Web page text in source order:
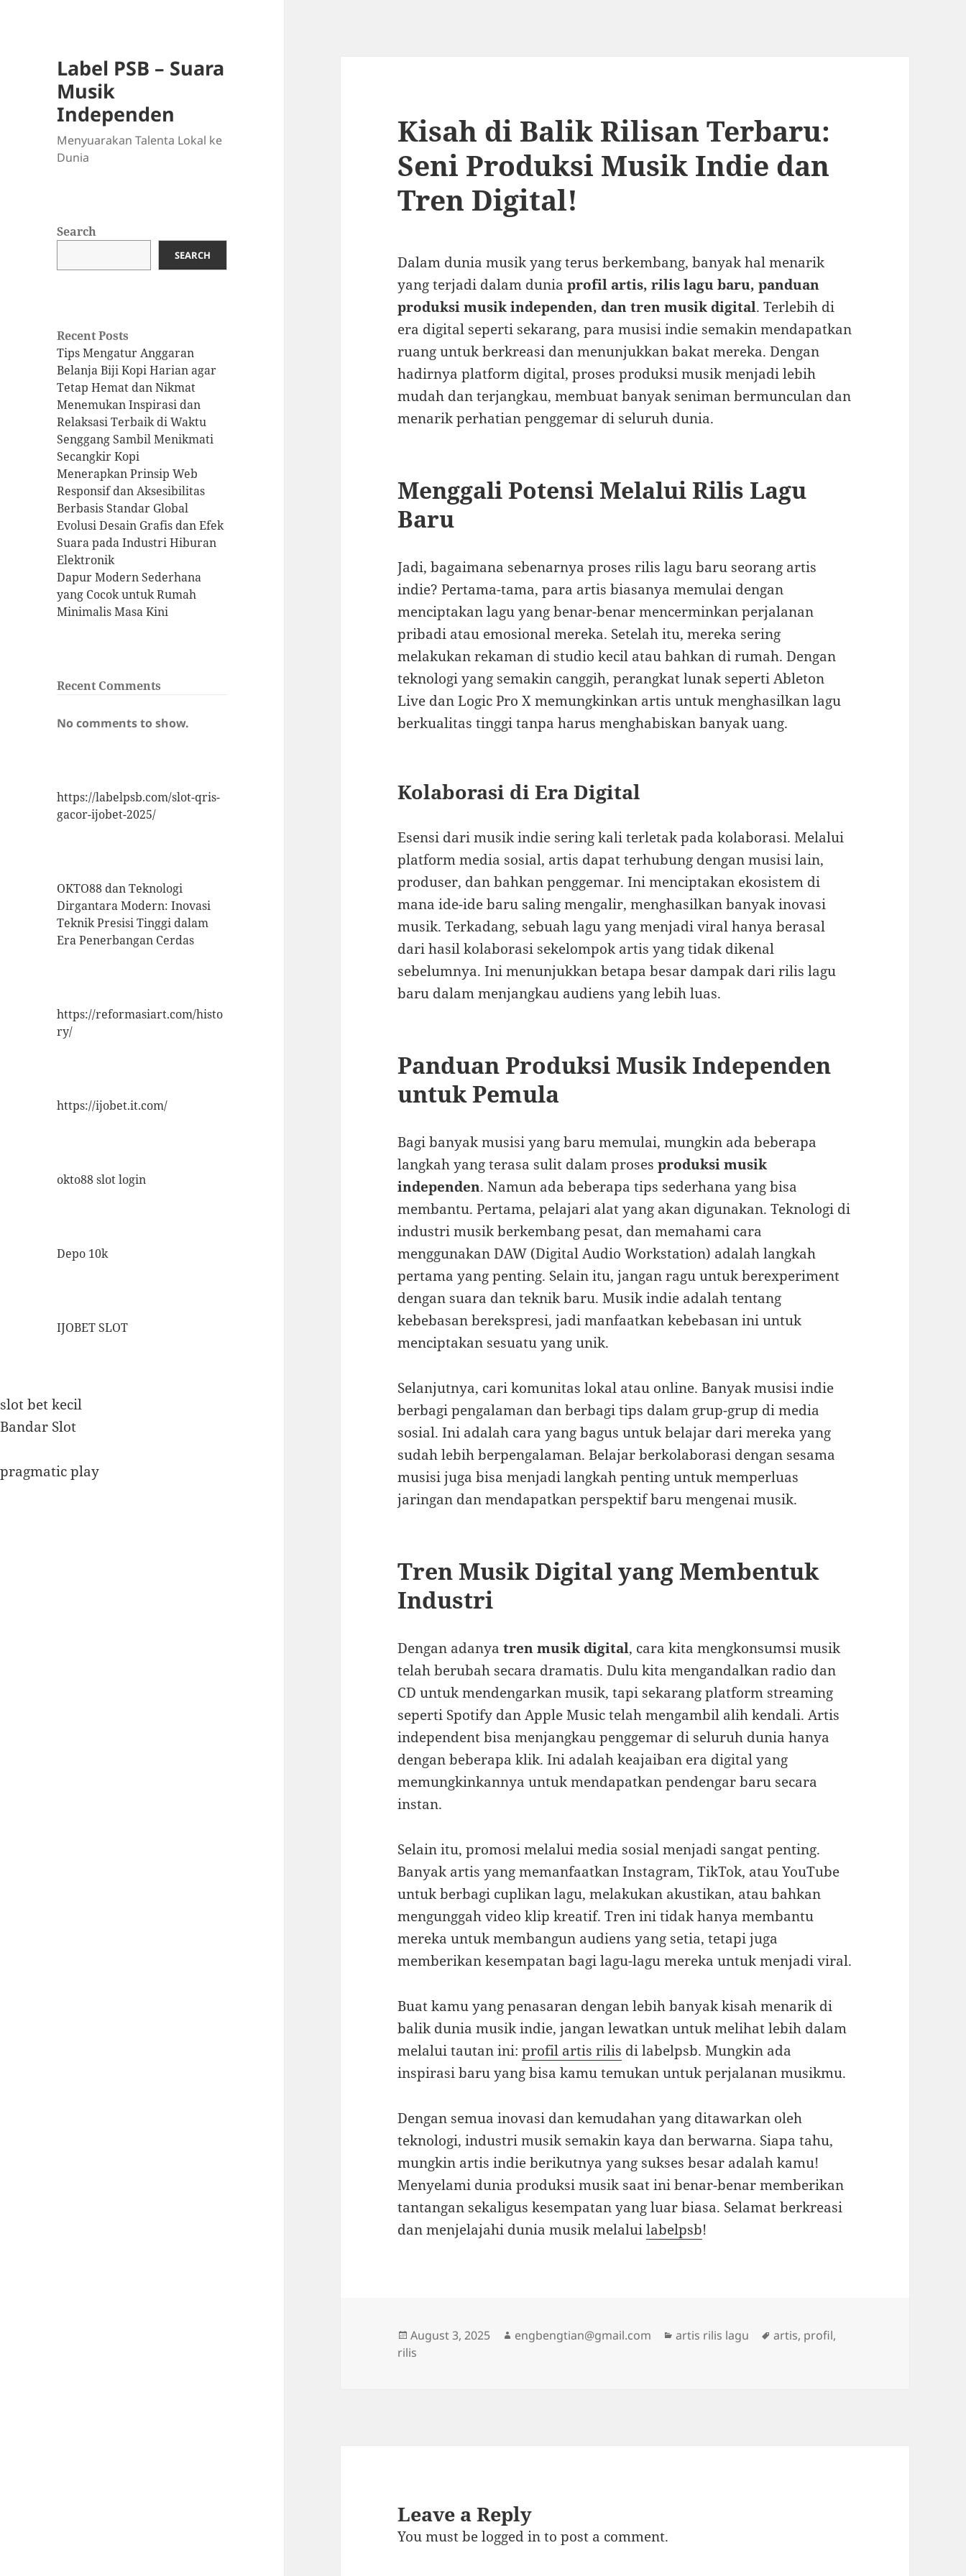
Label PSB – Suara
Musik
Independen
Menyuarakan Talenta Lokal ke
Dunia
Search
SEARCH
Recent Posts
Tips Mengatur Anggaran
Belanja Biji Kopi Harian agar
Tetap Hemat dan Nikmat
Menemukan Inspirasi dan
Relaksasi Terbaik di Waktu
Senggang Sambil Menikmati
Secangkir Kopi
Menerapkan Prinsip Web
Responsif dan Aksesibilitas
Berbasis Standar Global
Evolusi Desain Grafis dan Efek
Suara pada Industri Hiburan
Elektronik
Dapur Modern Sederhana
yang Cocok untuk Rumah
Minimalis Masa Kini
Recent Comments
No comments to show.
https://labelpsb.com/slot-qris-
gacor-ijobet-2025/
OKTO88 dan Teknologi
Dirgantara Modern: Inovasi
Teknik Presisi Tinggi dalam
Era Penerbangan Cerdas
https://reformasiart.com/histo
ry/
https://ijobet.it.com/
okto88 slot login
Depo 10k
IJOBET SLOT
slot bet kecil
Bandar Slot
pragmatic play
Kisah di Balik Rilisan Terbaru:
Seni Produksi Musik Indie dan
Tren Digital!
Dalam dunia musik yang terus berkembang, banyak hal menarik
yang terjadi dalam duniaprofil artis, rilis lagu baru, panduan
produksi musik independen, dan tren musik digital. Terlebih di
era digital seperti sekarang, para musisi indie semakin mendapatkan
ruang untuk berkreasi dan menunjukkan bakat mereka. Dengan
hadirnya platform digital, proses produksi musik menjadi lebih
mudah dan terjangkau, membuat banyak seniman bermunculan dan
menarik perhatian penggemar di seluruh dunia.
Menggali Potensi Melalui Rilis Lagu
Baru
Jadi, bagaimana sebenarnya proses rilis lagu baru seorang artis
indie? Pertama-tama, para artis biasanya memulai dengan
menciptakan lagu yang benar-benar mencerminkan perjalanan
pribadi atau emosional mereka. Setelah itu, mereka sering
melakukan rekaman di studio kecil atau bahkan di rumah. Dengan
teknologi yang semakin canggih, perangkat lunak seperti Ableton
Live dan Logic Pro X memungkinkan artis untuk menghasilkan lagu
berkualitas tinggi tanpa harus menghabiskan banyak uang.
Kolaborasi di Era Digital
Esensi dari musik indie sering kali terletak pada kolaborasi. Melalui
platform media sosial, artis dapat terhubung dengan musisi lain,
produser, dan bahkan penggemar. Ini menciptakan ekosistem di
mana ide-ide baru saling mengalir, menghasilkan banyak inovasi
musik. Terkadang, sebuah lagu yang menjadi viral hanya berasal
dari hasil kolaborasi sekelompok artis yang tidak dikenal
sebelumnya. Ini menunjukkan betapa besar dampak dari rilis lagu
baru dalam menjangkau audiens yang lebih luas.
Panduan Produksi Musik Independen
untuk Pemula
Bagi banyak musisi yang baru memulai, mungkin ada beberapa
langkah yang terasa sulit dalam prosesproduksi musik
independen. Namun ada beberapa tips sederhana yang bisa
membantu. Pertama, pelajari alat yang akan digunakan. Teknologi di
industri musik berkembang pesat, dan memahami cara
menggunakan DAW (Digital Audio Workstation) adalah langkah
pertama yang penting. Selain itu, jangan ragu untuk berexperiment
dengan suara dan teknik baru. Musik indie adalah tentang
kebebasan berekspresi, jadi manfaatkan kebebasan ini untuk
menciptakan sesuatu yang unik.
Selanjutnya, cari komunitas lokal atau online. Banyak musisi indie
berbagi pengalaman dan berbagi tips dalam grup-grup di media
sosial. Ini adalah cara yang bagus untuk belajar dari mereka yang
sudah lebih berpengalaman. Belajar berkolaborasi dengan sesama
musisi juga bisa menjadi langkah penting untuk memperluas
jaringan dan mendapatkan perspektif baru mengenai musik.
Tren Musik Digital yang Membentuk
Industri
Dengan adanyatren musik digital, cara kita mengkonsumsi musik
telah berubah secara dramatis. Dulu kita mengandalkan radio dan
CD untuk mendengarkan musik, tapi sekarang platform streaming
seperti Spotify dan Apple Music telah mengambil alih kendali. Artis
independent bisa menjangkau penggemar di seluruh dunia hanya
dengan beberapa klik. Ini adalah keajaiban era digital yang
memungkinkannya untuk mendapatkan pendengar baru secara
instan.
Selain itu, promosi melalui media sosial menjadi sangat penting.
Banyak artis yang memanfaatkan Instagram, TikTok, atau YouTube
untuk berbagi cuplikan lagu, melakukan akustikan, atau bahkan
mengunggah video klip kreatif. Tren ini tidak hanya membantu
mereka untuk membangun audiens yang setia, tetapi juga
memberikan kesempatan bagi lagu-lagu mereka untuk menjadi viral.
Buat kamu yang penasaran dengan lebih banyak kisah menarik di
balik dunia musik indie, jangan lewatkan untuk melihat lebih dalam
melalui tautan ini:profil artis rilis di labelpsb. Mungkin ada
inspirasi baru yang bisa kamu temukan untuk perjalanan musikmu.
Dengan semua inovasi dan kemudahan yang ditawarkan oleh
teknologi, industri musik semakin kaya dan berwarna. Siapa tahu,
mungkin artis indie berikutnya yang sukses besar adalah kamu!
Menyelami dunia produksi musik saat ini benar-benar memberikan
tantangan sekaligus kesempatan yang luar biasa. Selamat berkreasi
dan menjelajahi dunia musik melaluilabelpsb!
Posted
on
August 3, 2025 Author
engbengtian@gmail.com Categories
artis rilis lagu Tags
artis, profil,
rilis
Leave a Reply
You must belogged into post a comment.